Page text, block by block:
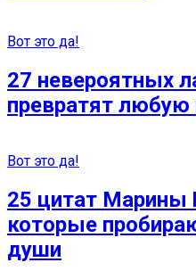
Вот это да!
27 невероятных
превратят любую
Вот это да!
25 цитат Марины
которые
души